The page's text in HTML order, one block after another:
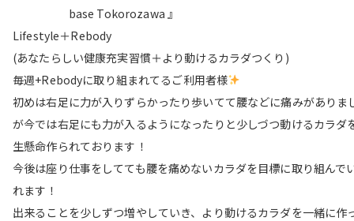
base Tokorozawa 』
Lifestyle＋Rebody
(あなたらしい健康充実習慣＋より動けるカラダつくり)
毎週+Rebodyに取り組まれてるご利用者様
初めは右足に力が入りずらかったり歩いてて腰などに痛みがありま
が今では右足にも力が入るようになったりと少しづつ動けるカラダ
生懸命作られております！
今後は座り仕事をしてても腰を痛めないカラダを目標に取り組んで
れます！
出来ることを少しずつ増やしていき、より動けるカラダを一緒に作